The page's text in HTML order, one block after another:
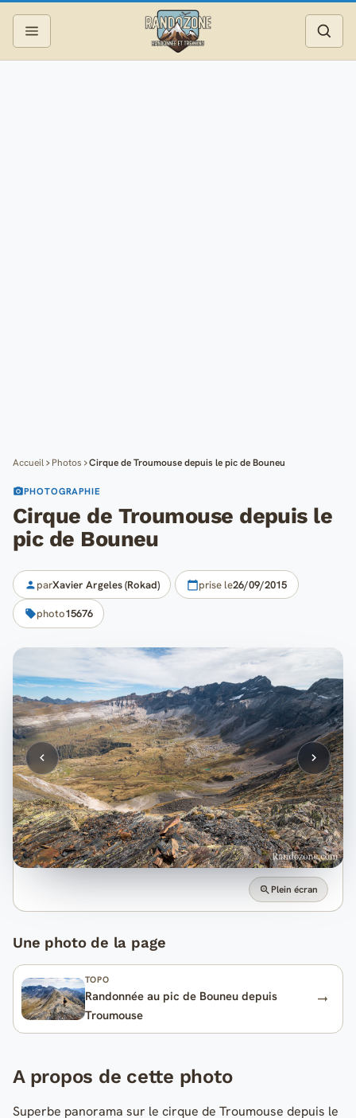
Accueil Photos Cirque de Troumouse depuis le pic de Bouneu
PHOTOGRAPHIE
Cirque de Troumouse depuis le
pic de Bouneu
parXavier Argeles (Rokad) prise le26/09/2015
photo15676
Plein écran
Une photo de la page
TOPO
Randonnée au pic de Bouneu depuis
Troumouse
A propos de cette photo
Superbe panorama sur le cirque de Troumouse depuis le